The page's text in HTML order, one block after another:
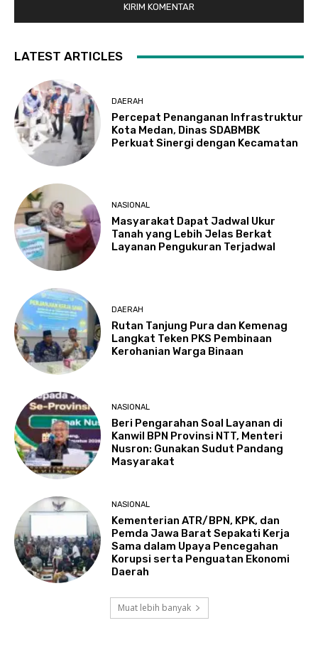
LATEST ARTICLES
DAERAH
Percepat Penanganan Infrastruktur
Kota Medan, Dinas SDABMBK
Perkuat Sinergi dengan Kecamatan
NASIONAL
Masyarakat Dapat Jadwal Ukur
Tanah yang Lebih Jelas Berkat
Layanan Pengukuran Terjadwal
DAERAH
Rutan Tanjung Pura dan Kemenag
Langkat Teken PKS Pembinaan
Kerohanian Warga Binaan
NASIONAL
Beri Pengarahan Soal Layanan di
Kanwil BPN Provinsi NTT, Menteri
Nusron: Gunakan Sudut Pandang
Masyarakat
NASIONAL
Kementerian ATR/BPN, KPK, dan
Pemda Jawa Barat Sepakati Kerja
Sama dalam Upaya Pencegahan
Korupsi serta Penguatan Ekonomi
Daerah
Muat lebih banyak